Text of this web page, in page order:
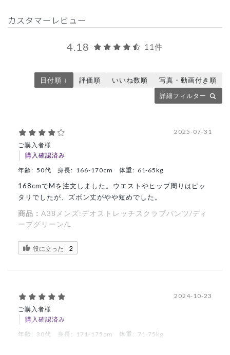
カスタマーレビュー
4.18 11件
詳細フィルター
日付順 ↓ 評価順 いいね数順 写真・動画付き順
ご購入者様
購入確認済み
2025-07-31
年齢: 50代 身長: 166-170cm 体重: 61-65kg
168cmでMを注文しました。ウエストやヒップ周りはピッ
タリでしたが、ズボン丈がやや短めでした。
商品： A38メンズ:デオストレッチスクラブパンツ/ディ
ープグリーン/L
役に立った 2
ご購入者様
購入確認済み
2024-10-23
年齢: 30代 身長: 171-175cm 体重: 71-75kg